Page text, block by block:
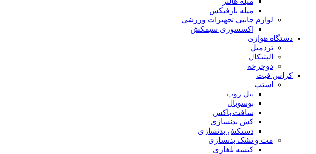
میله بارفیکس
لوازم جانبی تجهیزات ورزشی
اکسسوری سیمکش
دستگاه هوازی
تردمیل
الپتیکال
دوچرخه
کراس فیت
استپ
بتل روپ
بوسوبال
سافت باکس
کش بدنسازی
دستکش بدنسازی
مت و تشک بدنسازی
کیسه بلغاری